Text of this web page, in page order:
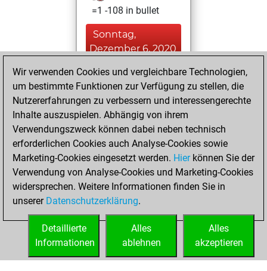
=1 -108 in bullet
Sonntag,
Dezember 6, 2020
You achieved a
BeautyScore of 6
Fritz
achieved a new Elo
of 1592
Freitag,
Dezember 4, 2020
You created
your Fritz account
Wir verwenden Cookies und vergleichbare Technologien,
um bestimmte Funktionen zur Verfügung zu stellen, die
Nutzererfahrungen zu verbessern und interessengerechte
Inhalte auszuspielen. Abhängig von ihrem
Verwendungszweck können dabei neben technisch
erforderlichen Cookies auch Analyse-Cookies sowie
Marketing-Cookies eingesetzt werden. Hierkönnen Sie der
Verwendung von Analyse-Cookies und Marketing-Cookies
widersprechen. Weitere Informationen finden Sie in
unserer Datenschutzerklärung.
Alles
akzeptieren
Alles
ablehnen
Detaillierte
Informationen